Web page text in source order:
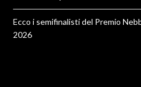
Ecco i semifinalisti del Premio
2026